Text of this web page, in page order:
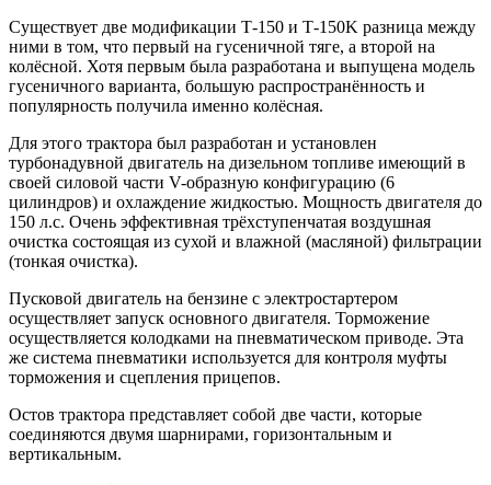
Существует две модификации Т-150 и Т-150K разница между
ними в том, что первый на гусеничной тяге, а второй на
колёсной. Хотя первым была разработана и выпущена модель
гусеничного варианта, большую распространённость и
популярность получила именно колёсная.
Для этого трактора был разработан и установлен
турбонадувной двигатель на дизельном топливе имеющий в
своей силовой части V-образную конфигурацию (6
цилиндров) и охлаждение жидкостью. Мощность двигателя до
150 л.с. Очень эффективная трёхступенчатая воздушная
очистка состоящая из сухой и влажной (масляной) фильтрации
(тонкая очистка).
Пусковой двигатель на бензине с электростартером
осуществляет запуск основного двигателя. Торможение
осуществляется колодками на пневматическом приводе. Эта
же система пневматики используется для контроля муфты
торможения и сцепления прицепов.
Остов трактора представляет собой две части, которые
соединяются двумя шарнирами, горизонтальным и
вертикальным.